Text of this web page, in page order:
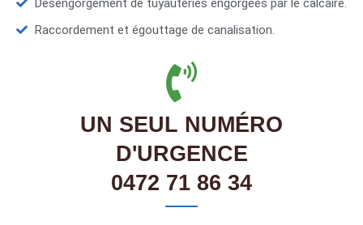
Raccordement et égouttage de canalisation.
UN SEUL NUMÉRO
D'URGENCE
0472 71 86 34